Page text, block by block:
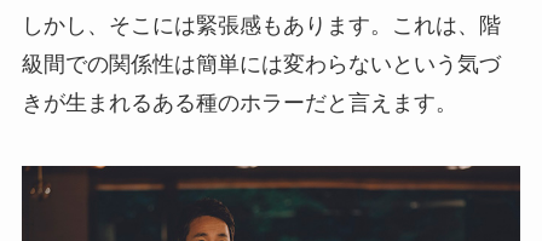
しかし、そこには緊張感もあります。これは、階
級間での関係性は簡単には変わらないという気づ
きが生まれるある種のホラーだと言えます。